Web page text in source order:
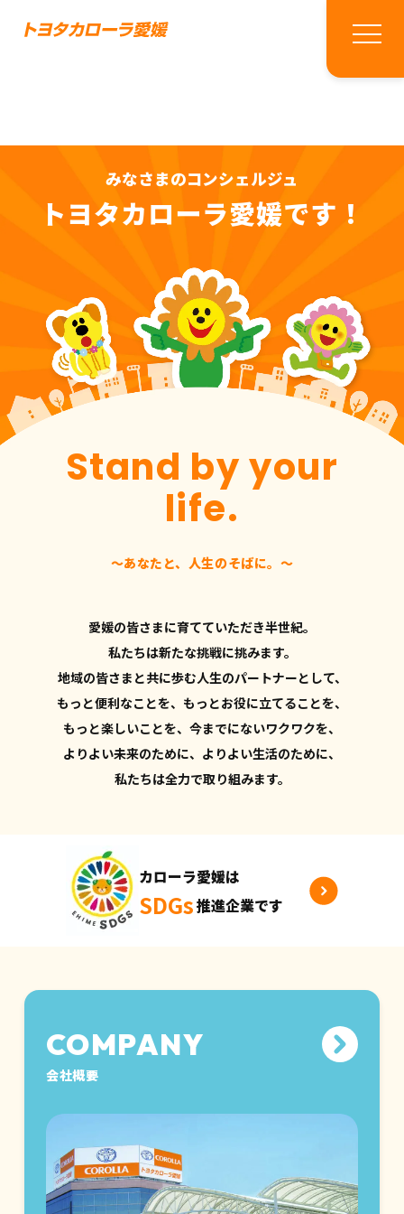
みなさまのコンシェルジュ
トヨタカローラ愛媛です！
Stand by your
life.
〜あなたと、人生のそばに。〜
愛媛の皆さまに育てていただき半世紀。
私たちは新たな挑戦に挑みます。
地域の皆さまと共に歩む人生のパートナーとして、
もっと便利なことを、もっとお役に立てることを、
もっと楽しいことを、今までにないワクワクを、
よりよい未来のために、よりよい生活のために、
私たちは全力で取り組みます。
カローラ愛媛は
SDGs推進企業です
会社概要